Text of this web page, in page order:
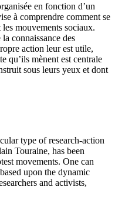
en fonction d’un
à comprendre comment se
mouvements sociaux.
connaissance des
action leur est utile,
qu’ils mènent est centrale
sous leurs yeux et dont
type of research-action
Touraine, has been
movements. One can
upon the dynamic
and activists,